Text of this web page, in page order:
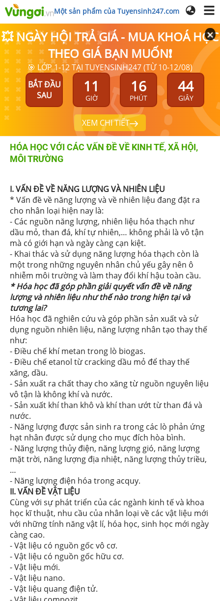
Một sản phẩm của Tuyensinh247.com
💥 NGÀY HỘI TRẢ GIÁ - MUA KHOÁ HỌC
THEO GIÁ BẠN MUỐN❗
🎯 LỚP 1-12 TẠI TUYENSINH247 (TỪ 10-12/08)
BẮT ĐẦU
SAU
11
GIỜ
16
PHÚT
44
GIÂY
XEM CHI TIẾT
HÓA HỌC VỚI CÁC VẤN ĐỀ VỀ KINH TẾ, XÃ HỘI,
MÔI TRƯỜNG
I. VẤN ĐỀ VỀ NĂNG LƯỢNG VÀ NHIÊN LIỆU
* Vấn đề về năng lượng và về nhiên liệu đang đặt ra
cho nhân loại hiện nay là:
- Các nguồn năng lượng, nhiên liệu hóa thạch như
dầu mỏ, than đá, khí tự nhiên,… không phải là vô tận
mà có giới hạn và ngày càng cạn kiệt.
- Khai thác và sử dụng năng lượng hóa thạch còn là
một trong những nguyên nhân chủ yếu gây nên ô
nhiễm môi trường và làm thay đổi khí hậu toàn cầu.
* Hóa học đã góp phần giải quyết vấn đề về năng
lượng và nhiên liệu như thế nào trong hiện tại và
tương lai?
Hóa học đã nghiên cứu và góp phần sản xuất và sử
dụng nguồn nhiên liệu, năng lượng nhân tạo thay thế
như:
- Điều chế khí metan trong lò biogas.
- Điều chế etanol từ cracking dầu mỏ để thay thế
xăng, dầu.
- Sản xuất ra chất thay cho xăng từ nguồn nguyên liệu
vô tận là không khí và nước.
- Sản xuất khí than khô và khí than ướt từ than đá và
nước.
- Năng lượng được sản sinh ra trong các lò phản ứng
hạt nhân được sử dụng cho mục đích hòa bình.
- Năng lượng thủy điện, năng lượng gió, năng lượng
mặt trời, năng lượng địa nhiệt, năng lượng thủy triều,
…
- Năng lượng điện hóa trong acquy.
II. VẤN ĐỀ VẬT LIỆU
Cùng với sự phát triển của các ngành kinh tế và khoa
học kĩ thuật, nhu cầu của nhân loại về các vật liệu mới
với những tính năng vật lí, hóa học, sinh học mới ngày
càng cao.
- Vật liệu có nguồn gốc vô cơ.
- Vật liệu có nguồn gốc hữu cơ.
- Vật liệu mới.
- Vật liệu nano.
- Vật liệu quang điện tử.